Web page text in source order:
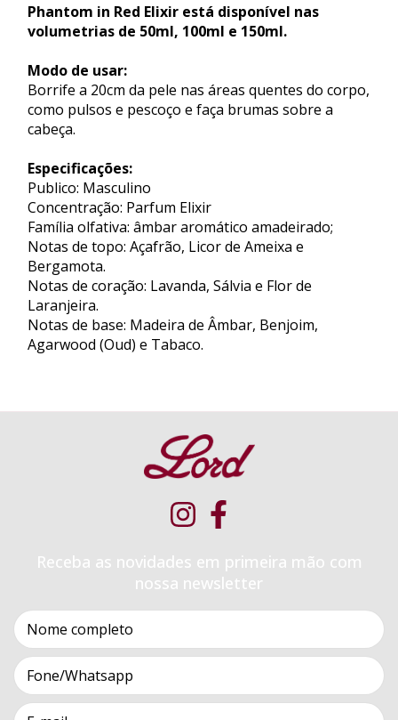
Phantom in Red Elixir está disponível nas
volumetrias de 50ml, 100ml e 150ml.
Modo de usar:
Borrife a 20cm da pele nas áreas quentes do corpo,
como pulsos e pescoço e faça brumas sobre a
cabeça.
Especificações:
Publico: Masculino
Concentração: Parfum Elixir
Família olfativa: âmbar aromático amadeirado;
Notas de topo: Açafrão, Licor de Ameixa e
Bergamota.
Notas de coração: Lavanda, Sálvia e Flor de
Laranjeira.
Notas de base: Madeira de Âmbar, Benjoim,
Agarwood (Oud) e Tabaco.
Receba as novidades em primeira mão com
nossa newsletter